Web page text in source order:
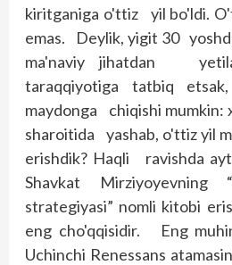
kiritganiga o'ttiz yil bo'ldi.
emas. Deylik, yigit 30
ma'naviy jihatdan
taraqqiyotiga tatbiq
maydonga chiqishi mumkin:
sharoitida yashab, o'ttiz yil
erishdik? Haqli ravishda
Shavkat Mirziyoyevning
strategiyasi” nomli kitobi
eng cho'qqisidir. Eng
Uchinchi Renessans